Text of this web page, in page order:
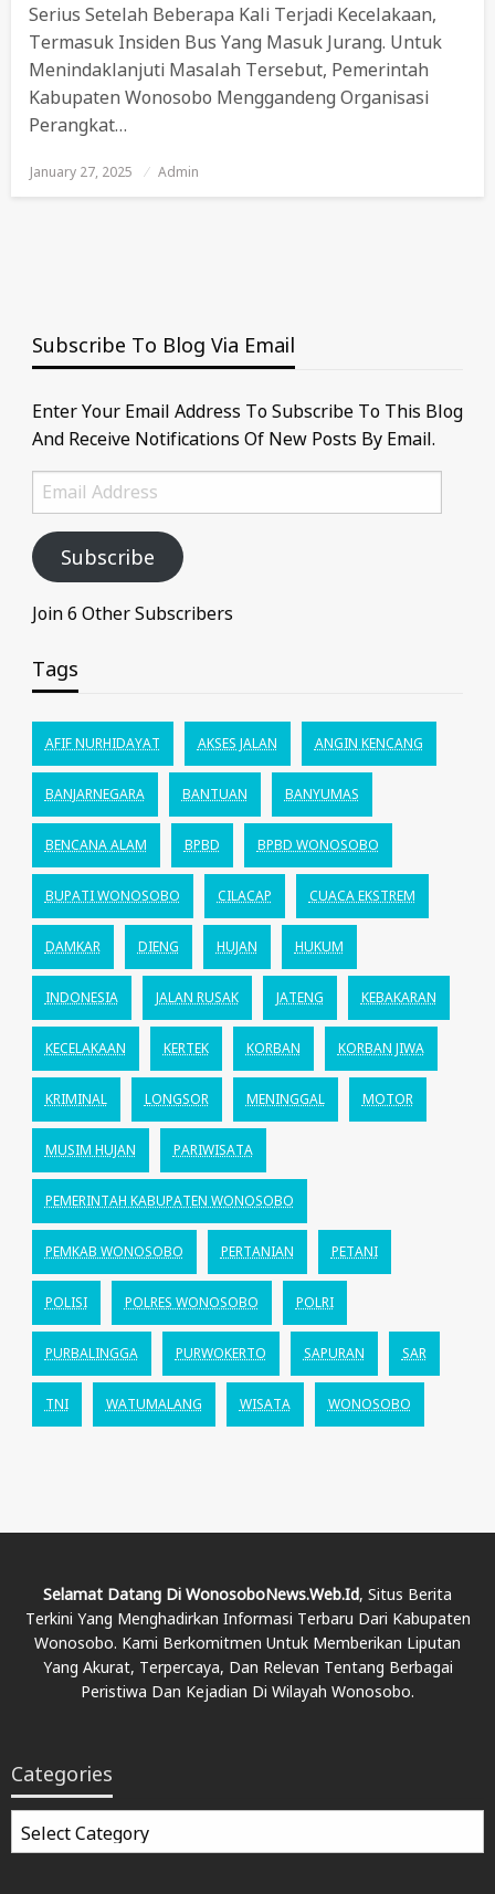
Serius Setelah Beberapa Kali Terjadi Kecelakaan,
Termasuk Insiden Bus Yang Masuk Jurang. Untuk
Menindaklanjuti Masalah Tersebut, Pemerintah
Kabupaten Wonosobo Menggandeng Organisasi
Perangkat…
Posted
January 27, 2025 Admin
Subscribe To Blog Via Email
Enter Your Email Address To Subscribe To This Blog
And Receive Notifications Of New Posts By Email.
Email
Address
Subscribe
Join 6 Other Subscribers
Tags
AFIF NURHIDAYAT AKSES JALAN ANGIN KENCANG
BANJARNEGARA BANTUAN BANYUMAS
BENCANA ALAM BPBD BPBD WONOSOBO
BUPATI WONOSOBO CILACAP CUACA EKSTREM
DAMKAR DIENG HUJAN HUKUM
INDONESIA JALAN RUSAK JATENG KEBAKARAN
KECELAKAAN KERTEK KORBAN KORBAN JIWA
KRIMINAL LONGSOR MENINGGAL MOTOR
MUSIM HUJAN PARIWISATA
PEMERINTAH KABUPATEN WONOSOBO
PEMKAB WONOSOBO PERTANIAN PETANI
POLISI POLRES WONOSOBO POLRI
PURBALINGGA PURWOKERTO SAPURAN SAR
TNI WATUMALANG WISATA WONOSOBO
Selamat Datang Di WonosoboNews.web.id, Situs Berita
Terkini Yang Menghadirkan Informasi Terbaru Dari Kabupaten
Wonosobo. Kami Berkomitmen Untuk Memberikan Liputan
Yang Akurat, Terpercaya, Dan Relevan Tentang Berbagai
Peristiwa Dan Kejadian Di Wilayah Wonosobo.
Categories
Categories